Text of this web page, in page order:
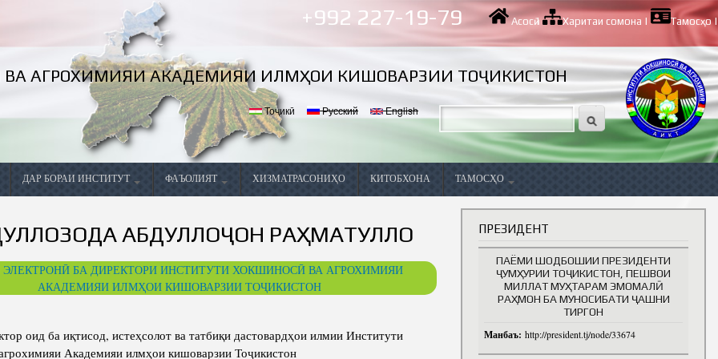
Skip to
main
content
+992 227-19-79 Асосӣ| Харитаи сомона | Тамосҳо|
АГРОХИМИЯИ АКАДЕМИЯИ ИЛМҲОИ КИШОВАРЗИИ ТОҶИКИСТОН
Тоҷикӣ Русский English
ПРЕЗИДЕНТИ ҶУМҲУРИИ
ТОҶИКИСТОН
ДАР БОРАИ ИНСТИТУТ
Мақсад ва вазифаҳои Институт
Самтҳои асосии фаъолияти Институт
Маълумоти оморӣ
Институти хокшиносӣ ва
агрохимия
Сохтор Директори Институт
ФАЪОЛИЯТ
Дастовардҳо
Конфронсҳо, семинарҳо ва
мизҳои мудаввар
Ҳамкориҳо
ХИЗМАТРАСОНИҲО КИТОБХОНА ТАМОСҲО
АБДУЛЛОҶОН РАҲМАТУЛЛО
ЭЛЕКТРОНӢ БА ДИРЕКТОРИ ИНСТИТУТИ ХОКШИНОСӢ ВА АГРОХИМИЯИ
АКАДЕМИЯИ ИЛМҲОИ КИШОВАРЗИИ ТОҶИКИСТОН
оид ба иқтисод, истеҳсолот ва татбиқи дастовардҳои илмии Институти
Академияи илмҳои кишоварзии Тоҷикистон
ПРЕЗИДЕНТ
ПАЁМИ ШОДБОШИИ ПРЕЗИДЕНТИ
ҶУМҲУРИИ ТОҶИКИСТОН, ПЕШВОИ
МИЛЛАТ МУҲТАРАМ ЭМОМАЛӢ
РАҲМОН БА МУНОСИБАТИ ҶАШНИ
ТИРГОН
Манбаъ: http://president.tj/node/33674